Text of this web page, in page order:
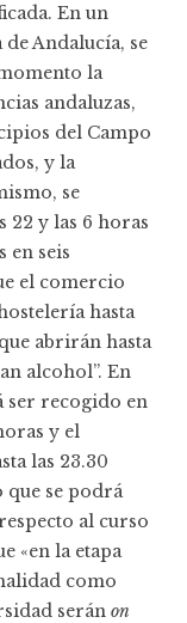
En un
Andalucía, se
la
andaluzas,
del Campo
y la
se
22 y las 6 horas
en seis
el comercio
hasta
abrirán hasta
alcohol”. En
ser recogido en
y el
las 23.30
se podrá
al curso
«en la etapa
como
serán on